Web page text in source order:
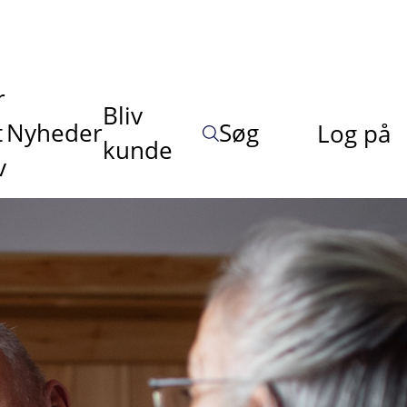
Nyheder
Bliv
kunde
Søg Log på
hurtigt svar døgnet
– spørg mig!